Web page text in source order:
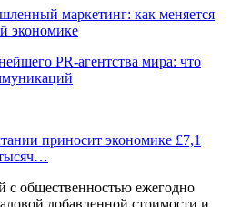
маркетинг: как меняется
экономике
PR-агентства мира: что
приносит экономике £7,1
с общественностью ежегодно
добавленной стоимости и…